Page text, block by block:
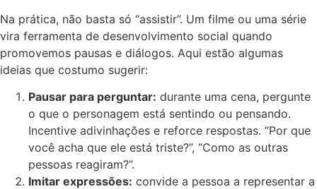
Na prática, não basta só “assistir”. Um filme ou uma série
vira ferramenta de desenvolvimento social quando
promovemos pausas e diálogos. Aqui estão algumas
ideias que costumo sugerir:
Pausar para perguntar: durante uma cena, pergunte
o que o personagem está sentindo ou pensando.
Incentive adivinhações e reforce respostas. “Por que
você acha que ele está triste?”, “Como as outras
pessoas reagiram?”.
Imitar expressões: convide a pessoa a representar a